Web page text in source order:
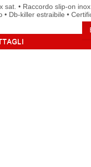
sat. • Raccordo slip-on inox
• Db-killer estraibile •
emissioni acustiche